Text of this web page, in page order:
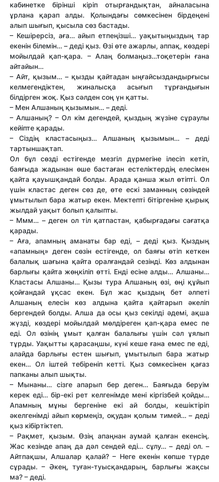
кабинетке бірінші кіріп отырғандықтан, айналасына
ұрлана қарап алды. Қолындағы сөмкесінен бірдеңені
алып шығып, қысыла сөз бастады.
– Кешірерсіз, аға… айып етпеңізші… уақытыңыздың тар
екенін білемін… – деді қыз. Өзі өте ажарлы, аппақ, көздері
мойылдай қап-қара. – Алаң болмаңыз…тоқетерін ғана
айтайын…
– Айт, қызым… – қызды қайтадан ыңғайсыздандырғысы
келмегендіктен, жиналысқа асығып тұрғандығын
білдірген жоқ. Қыз сәлден соң үн қат­ты.
– Мен Алшаның қызымын… – деді.
– Алшаның? – Ол кім дегендей, қыздың жүзіне сұраулы
кейіпте қарады.
– Сіздің кластасыңыз… Алшаның қызымын… – деді
тартыншақтап.
Ол бұл сөзді естігенде мезгіл дүрмегіне ілесіп кетіп,
баяғыда жадынан өше бастаған естеліктердің елесімен
қайта қауышқандай болды. Арада қанша жыл өтіпті. Ол
үшін кластас деген сөз де, өте ескі заманның сөзіндей
ұмытылып бара жатыр екен. Мектепті бітіргеніне қырық
жылдай уақыт болып қалыпты.
– Ммм… – деген ол тіл қатпастан, қабырғадағы сағатқа
қарады.
– Аға, апамның аманаты бар еді, – деді қыз. Қыздың
«апамның» деген сөзін естігенде, ол баяғы өтіп кеткен
балалық шағына қайта оралғандай сезінді. Көз алдынан
барлығы қайта жөңкіліп өт­ті. Енді есіне алды… Алшаны…
Кластасы Алшаны… Қызы тура Алшаның өзі, өңі құйып
қойғандай ұқсас екен. Бұл жас қыздың бет әлпеті
Алшаның елесін көз алдына қайта қайтарып әкеліп
бергендей болды. Алша да осы қыз секілді әдемі, ақша
жүзді, көздері мойылдай мөлдіреген қап-қара емес пе
еді. Ол өзінің ұмыт қалған балалығы үшін сәл ұялып
тұрды. Уақыт­ты қарасаңшы, күні кеше ғана емес пе еді,
алайда барлығы естен шығып, ұмытылып бара жатыр
екен… Ол іштей тебіреніп кет­ті. Қыз сөмкесінен қағаз
папканы алып шықты.
– Мынаны… сізге апарып бер деген… Баяғыда беруім
керек еді… бір-екі рет келгенімде мені кіргізбей қойды…
Апамның мұны бергеніне екі ай болды, кешіктіріп
әкелгенімді айып көрмеңіз, оқудан қолым тимей… – деді
қыз кібіртіктеп.
– Рақмет, қызым. Өзің апаңнан аумай қалған екенсің.
Жас кезінде апаң да дәл сендей еді… сұлу… – деді ол. –
Айтпақшы, Алшалар қалай? – Неге екенін көпше түрде
сұрады. – Әкең, туған-туысқандарың, барлығы жақсы
ма? – деді.